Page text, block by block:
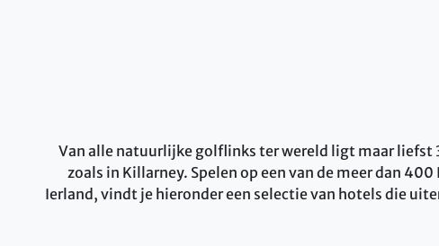
Van alle natuurlijke golflinks ter wereld ligt maar liefst
zoals in Killarney. Spelen op een van de meer dan
Ierland, vindt je hieronder een selectie van hotels die